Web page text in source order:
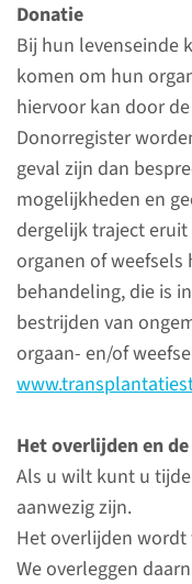
Donatie
Bij hun levenseinde
komen om hun
hiervoor kan door
Donorregister
geval zijn dan
mogelijkheden en
dergelijk traject
organen of weefsels
behandeling, die is
bestrijden van
orgaan- en/of
Het overlijden en
Als u wilt kunt u
aanwezig zijn.
Het overlijden
We overleggen
op de
lees
Zorg
Hier
zorg
op de IC